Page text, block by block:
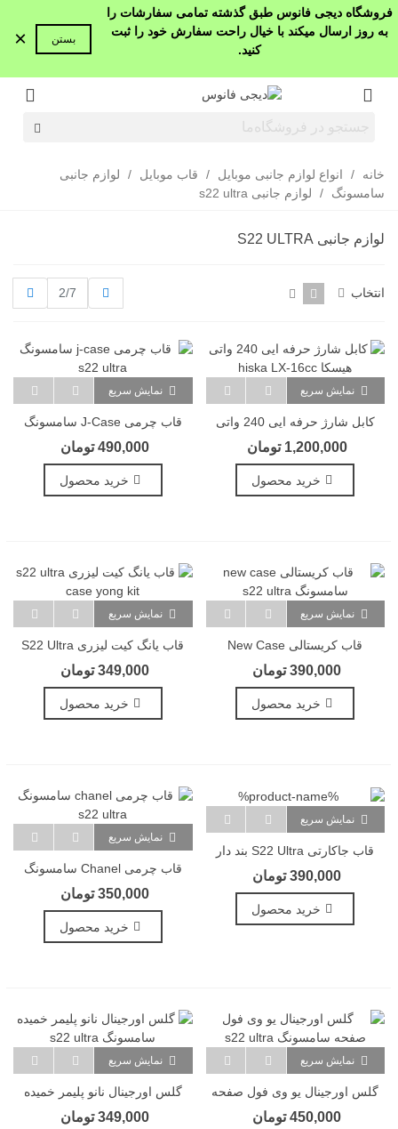
فروشگاه دیجی فانوس طبق گذشته تمامی سفارشات را
به روز ارسال میکند با خیال راحت سفارش خود را ثبت
کنید.
بستن ×
خانه / انواع لوازم جانبی موبایل / قاب موبایل /
لوازم جانبی
سامسونگ
/ لوازم جانبی s22 ultra
لوازم جانبی S22 ULTRA
انتخاب 2/7
نمایش سریع
کابل شارژ حرفه ایی 240 واتی
هیسکا Hiska LX-16cc
1,200,000 تومان
خرید محصول
نمایش سریع
قاب چرمی J-Case سامسونگ
S22 Ultra
490,000 تومان
خرید محصول
نمایش سریع
قاب کریستالی New Case
سامسونگ S22 Ultra
390,000 تومان
خرید محصول
نمایش سریع
قاب یانگ کیت لیزری S22 Ultra
Case Yong Kit
349,000 تومان
خرید محصول
نمایش سریع
قاب جاکارتی S22 Ultra بند دار
390,000 تومان
خرید محصول
نمایش سریع
قاب چرمی Chanel سامسونگ
S22 Ultra
350,000 تومان
خرید محصول
نمایش سریع
گلس اورجینال یو وی فول صفحه
سامسونگ S22 Ultra
450,000 تومان
نمایش سریع
گلس اورجینال نانو پلیمر خمیده
سامسونگ S22 Ultra
349,000 تومان